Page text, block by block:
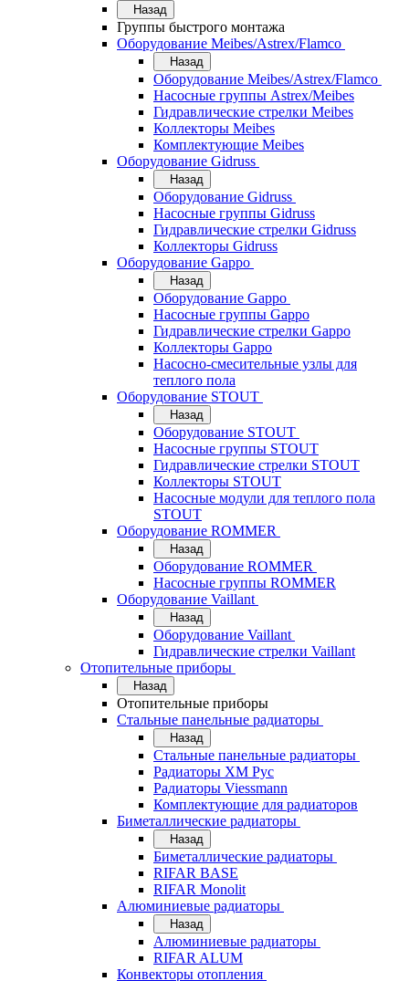
Назад
Группы быстрого монтажа
Оборудование Meibes/Astrex/Flamco
Назад
Оборудование Meibes/Astrex/Flamco
Насосные группы Astrex/Meibes
Гидравлические стрелки Meibes
Коллекторы Meibes
Комплектующие Meibes
Оборудование Gidruss
Назад
Оборудование Gidruss
Насосные группы Gidruss
Гидравлические стрелки Gidruss
Коллекторы Gidruss
Оборудование Gappo
Назад
Оборудование Gappo
Насосные группы Gappo
Гидравлические стрелки Gappo
Коллекторы Gappo
Насосно-смесительные узлы для
теплого пола
Оборудование STOUT
Назад
Оборудование STOUT
Насосные группы STOUT
Гидравлические стрелки STOUT
Коллекторы STOUT
Насосные модули для теплого пола
STOUT
Оборудование ROMMER
Назад
Оборудование ROMMER
Насосные группы ROMMER
Оборудование Vaillant
Назад
Оборудование Vaillant
Гидравлические стрелки Vaillant
Отопительные приборы
Назад
Отопительные приборы
Стальные панельные радиаторы
Назад
Стальные панельные радиаторы
Радиаторы ХМ Рус
Радиаторы Viessmann
Комплектующие для радиаторов
Биметаллические радиаторы
Назад
Биметаллические радиаторы
RIFAR BASE
RIFAR Monolit
Алюминиевые радиаторы
Назад
Алюминиевые радиаторы
RIFAR ALUM
Конвекторы отопления